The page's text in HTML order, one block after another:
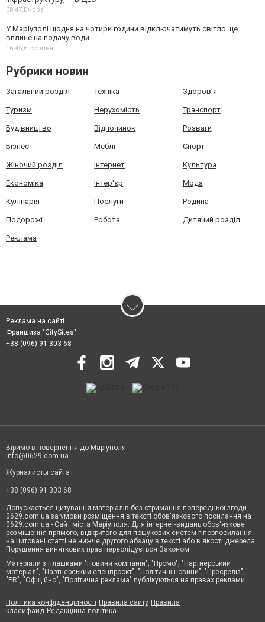
08:47,Вчора
У Маріуполі щодня на чотири години відключатимуть світло: це
вплине на подачу води
16:45,6 серпня
Рубрики новин
Загальний розділ Техніка Здоров'я
Туризм Нерухомість Транспорт
Будівництво Відпочинок Розваги
Бізнес Меблі Спорт
Жіночий розділ Інтернет Культура
Економіка Інтер'єр Мода
Кулінарія Послуги Родина
Подорожі Робота Дитячий розділ
Реклама
Реклама на сайті
Франшиза "CitySites"
+38 (096) 91 303 68
Віримо в повернення до Маріуполя
info@0629.com.ua
Журналисты сайта
+38 (096) 91 303 68
Допускається цитування матеріалів без отримання попередньої згоди
0629.com.ua за умови розміщення в тексті обов'язкового посилання на
0629.com.ua - Сайт міста Маріуполя. Для інтернет-видань обов'язкове
розміщення прямого, відкритого для пошукових систем гіперпосилання
на цитовані статті не нижче другого абзацу в тексті або в якості джерела.
Порушення виняткових прав переслідується Законом.
Матеріали з плашками "Новини компаній", "Промо", "Партнерський
матеріал", "Партнерський спецпроєкт", "Політичні новини", "Пресреліз",
"PR", "Офіційно", "Політична реклама" публікуються на правах реклами.
Політика конфіденційності Правила сайту Правила
класифайд Редакційна політика